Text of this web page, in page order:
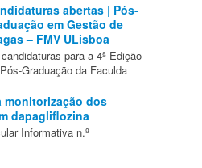
abertas | Pós-
em Gestão de
– FMV ULisboa
para a 4ª Edição
Graduação da Faculda
monitorização dos
dapagliflozina
Informativa n.º